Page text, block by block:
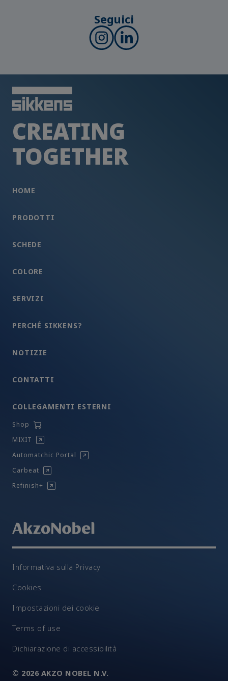
Seguici
CREATING
TOGETHER
HOME
PRODOTTI
SCHEDE
COLORE
SERVIZI
PERCHÉ SIKKENS?
NOTIZIE
CONTATTI
COLLEGAMENTI ESTERNI
Shop
MIXIT
Automatchic Portal
Carbeat
Refinish+
Informativa sulla Privacy
Cookies
Impostazioni dei cookie
Terms of use
Dichiarazione di accessibilità
© 2026 AKZO NOBEL N.V.